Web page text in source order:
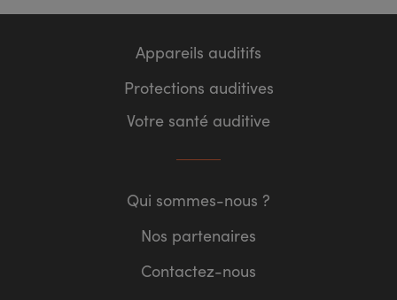
Appareils auditifs
Protections auditives
Votre santé auditive
Qui sommes-nous ?
Nos partenaires
Contactez-nous